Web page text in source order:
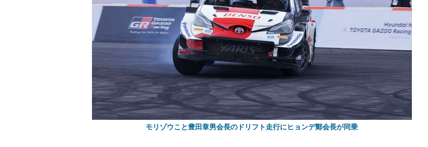
モリゾウこと豊田章男会長のドリフト走行にヒョンデ鄭会長が同乗